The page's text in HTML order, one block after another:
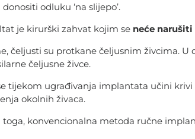
odluku ‘na slijepo’.
je kirurški zahvat kojim se neće
čeljusti su protkane čeljusnim živcima.
čeljusne živce.
tijekom ugrađivanja implantata učini
okolnih živaca.
toga, konvencionalna metoda ručne